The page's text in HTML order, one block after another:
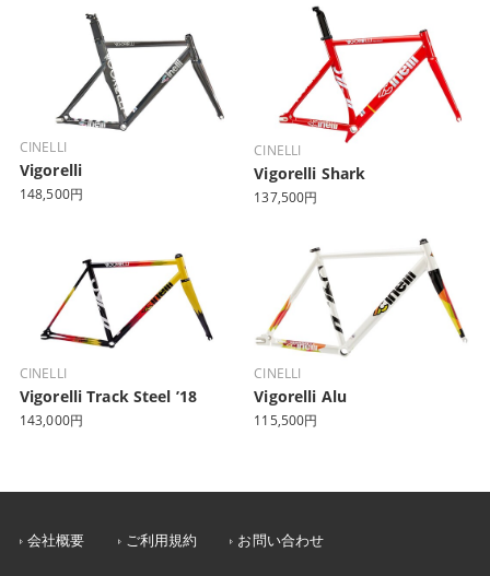
CINELLI
Vigorelli
148,500円
CINELLI
Vigorelli Shark
137,500円
CINELLI
Vigorelli Track Steel ’18
143,000円
CINELLI
Vigorelli Alu
115,500円
会社概要 ご利用規約 お問い合わせ